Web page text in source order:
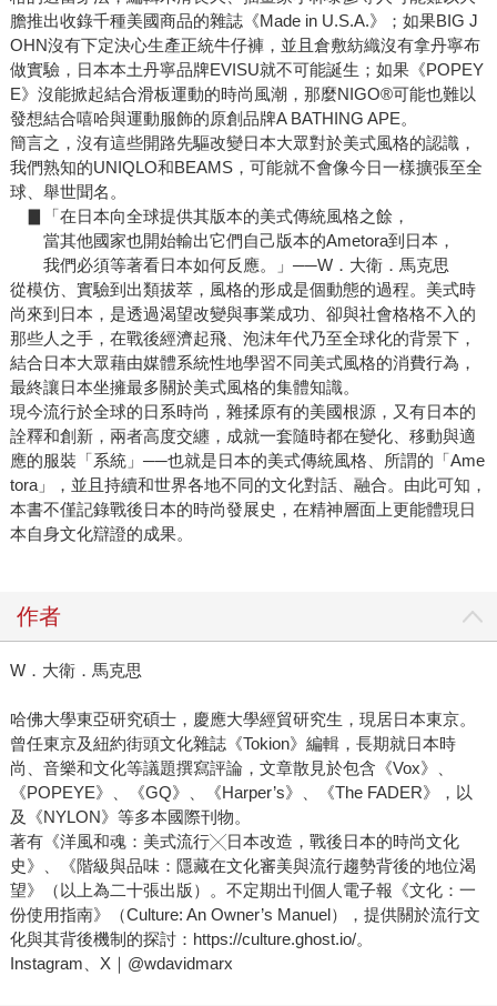
膽推出收錄千種美國商品的雜誌《Made in U.S.A.》；如果BIG J
OHN沒有下定決心生產正統牛仔褲，並且倉敷紡織沒有拿丹寧布
做實驗，日本本土丹寧品牌EVISU就不可能誕生；如果《POPEY
E》沒能掀起結合滑板運動的時尚風潮，那麼NIGO®可能也難以
發想結合嘻哈與運動服飾的原創品牌A BATHING APE。
簡言之，沒有這些開路先驅改變日本大眾對於美式風格的認識，
我們熟知的UNIQLO和BEAMS，可能就不會像今日一樣擴張至全
球、舉世聞名。
▊「在日本向全球提供其版本的美式傳統風格之餘，
當其他國家也開始輸出它們自己版本的Ametora到日本，
我們必須等著看日本如何反應。」──W．大衛．馬克思
從模仿、實驗到出類拔萃，風格的形成是個動態的過程。美式時
尚來到日本，是透過渴望改變與事業成功、卻與社會格格不入的
那些人之手，在戰後經濟起飛、泡沫年代乃至全球化的背景下，
結合日本大眾藉由媒體系統性地學習不同美式風格的消費行為，
最終讓日本坐擁最多關於美式風格的集體知識。
現今流行於全球的日系時尚，雜揉原有的美國根源，又有日本的
詮釋和創新，兩者高度交纏，成就一套隨時都在變化、移動與適
應的服裝「系統」──也就是日本的美式傳統風格、所謂的「Ame
tora」，並且持續和世界各地不同的文化對話、融合。由此可知，
本書不僅記錄戰後日本的時尚發展史，在精神層面上更能體現日
本自身文化辯證的成果。
作者
W．大衛．馬克思
哈佛大學東亞研究碩士，慶應大學經貿研究生，現居日本東京。
曾任東京及紐約街頭文化雜誌《Tokion》編輯，長期就日本時
尚、音樂和文化等議題撰寫評論，文章散見於包含《Vox》、
《POPEYE》、《GQ》、《Harper’s》、《The FADER》，以
及《NYLON》等多本國際刊物。
著有《洋風和魂：美式流行╳日本改造，戰後日本的時尚文化
史》、《階級與品味：隱藏在文化審美與流行趨勢背後的地位渴
望》（以上為二十張出版）。不定期出刊個人電子報《文化：一
份使用指南》（Culture: An Owner’s Manuel），提供關於流行文
化與其背後機制的探討：https://culture.ghost.io/。
Instagram、X｜@wdavidmarx